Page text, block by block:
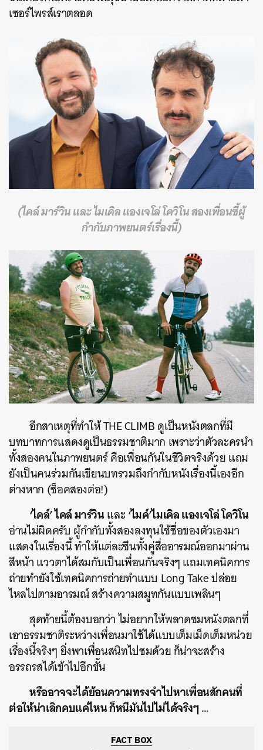
เซอร์ไพรส์เราตลอด
(ไคล์ มาร์วิน และ ไมเคิล แองเจโล่ โควิโน สองเพื่อนซี้ผู้
กำกับภาพยนตร์เรื่องนี้)
อีกสาเหตุที่ทำให้ THE CLIMB ดูเป็นหนังตลกที่มี
บทบาทการแสดงดูเป็นธรรมชาติมาก เพราะว่าตัวละครนำ
ทั้งสองคนในภาพยนตร์ คือเพื่อนกันในชีวิตจริงด้วย แถม
ยังเป็นคนร่วมกันเขียนบทรวมถึงกำกับหนังเรื่องนี้เองอีก
ต่างหาก (ช็อคสองต่อ!)
‘ไคล์’ ไคล์ มาร์วินและ‘ไมค์’ไมเคิล แองเจโล่ โควิโน
อ่านไม่ผิดครับ ผู้กำกับทั้งสองลงทุนใช้ชื่อของตัวเองมา
แสดงในเรื่องนี้ ทำให้แต่ละซีนทั้งคู่สื่ออารมณ์ออกมาผ่าน
สีหน้า แววตาได้สมกับเป็นเพื่อนกันจริงๆ แถมเทคนิคการ
ถ่ายทำยังใช้เทคนิคการถ่ายทำแบบ Long Take ปล่อย
ไหลไปตามอารมณ์ สร้างความสมูทกันแบบเพลินๆ
สุดท้ายนี้ต้องบอกว่า ไม่อยากให้พลาดชมหนังตลกที่
เอาธรรมชาติระหว่างเพื่อนมาใช้ได้แบบเต็มเม็ดเต็มหน่วย
เรื่องนี้จริงๆ ยิ่งพาเพื่อนสนิทไปชมด้วย ก็น่าจะสร้าง
อรรถรสได้เข้าไปอีกขั้น
หรืออาจจะได้ย้อนความทรงจำไปหาเพื่อนสักคนที่
ต่อให้น่าเลิกคบแค่ไหน ก็หนีมันไปไม่ได้จริงๆ …
FACT BOX
ค้นหา
SHARE TWEET LINE EMAIL